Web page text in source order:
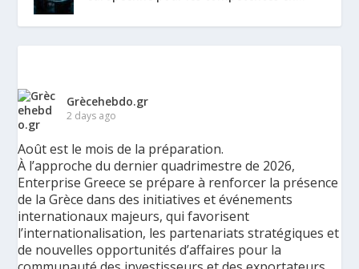
Grècehebdo.gr
2 days ago
Août est le mois de la préparation.
À l’approche du dernier quadrimestre de 2026,
Enterprise Greece se prépare à renforcer la présence
de la Grèce dans des initiatives et événements
internationaux majeurs, qui favorisent
l’internationalisation, les partenariats stratégiques et
de nouvelles opportunités d’affaires pour la